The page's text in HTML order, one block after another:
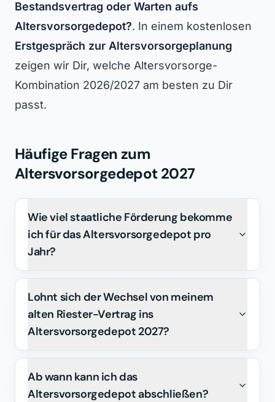
Bestandsvertrag oder Warten aufs
Altersvorsorgedepot?. In einem kostenlosen
Erstgespräch zur Altersvorsorgeplanung
zeigen wir Dir, welche Altersvorsorge-
Kombination 2026/2027 am besten zu Dir
passt.
Häufige Fragen zum
Altersvorsorgedepot 2027
Wie viel staatliche Förderung bekomme
ich für das Altersvorsorgedepot pro
Jahr?
Lohnt sich der Wechsel von meinem
alten Riester-Vertrag ins
Altersvorsorgedepot 2027?
Ab wann kann ich das
Altersvorsorgedepot abschließen?